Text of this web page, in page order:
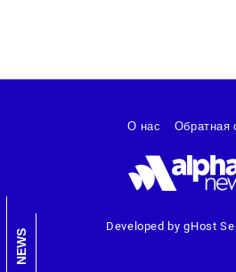
NEWS
Developed by gHost
О нас Обратная